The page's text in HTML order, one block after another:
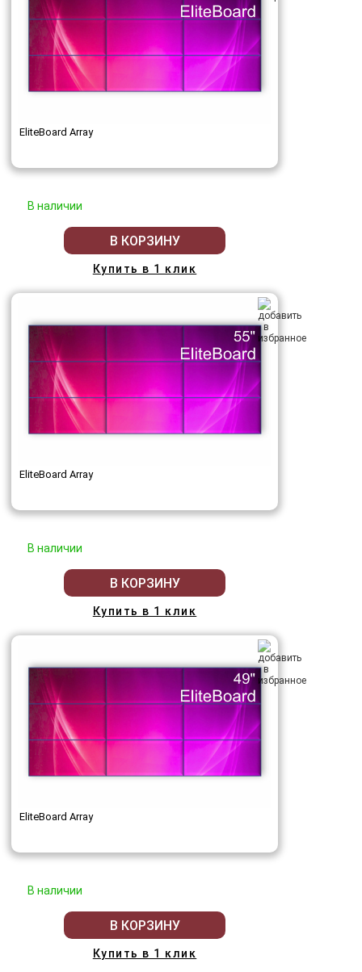
EliteBoard Array
В наличии
В КОРЗИНУ
Купить в 1 клик
EliteBoard Array
В наличии
В КОРЗИНУ
Купить в 1 клик
EliteBoard Array
В наличии
В КОРЗИНУ
Купить в 1 клик